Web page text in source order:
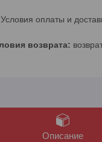
Условия оплаты и
Описание